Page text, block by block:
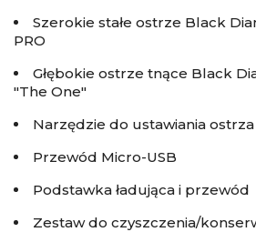
Szerokie stałe ostrze Black
PRO
Głębokie ostrze tnące Black
"The One"
Narzędzie do ustawiania
Przewód Micro-USB
Podstawka ładująca i przewód
Zestaw do czyszczenia/